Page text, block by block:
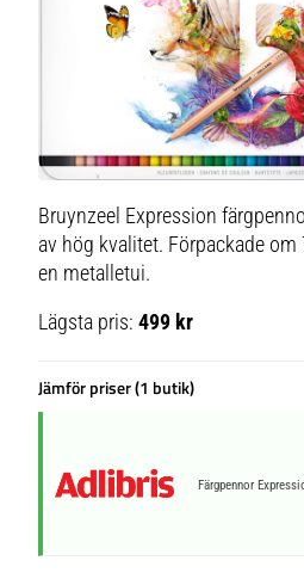
Bruynzeel Expression
av hög kvalitet. Förpackade
en metalletui.
Lägsta pris:499 kr
Jämför priser (1 butik)
Färgpennor